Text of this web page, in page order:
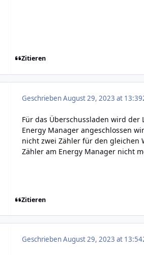
Zitieren
GeschriebenAugust 29, 2023 at 13:39
Für das Überschussladen wird
Energy Manager angeschlossen
nicht zwei Zähler für den gleichen
Zähler am Energy Manager nicht
Zitieren
GeschriebenAugust 29, 2023 at 13:54